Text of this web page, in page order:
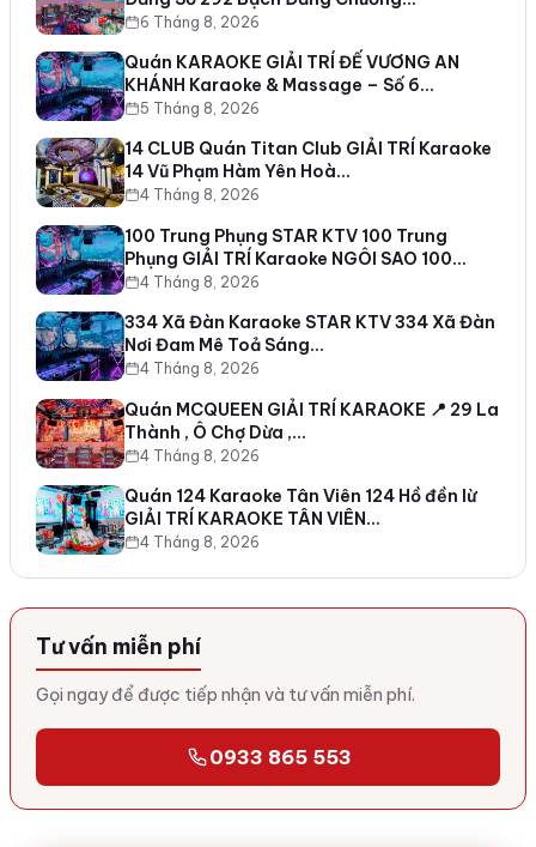
6 Tháng 8, 2026
Quán KARAOKE GIẢI TRÍ ĐẾ VƯƠNG AN
KHÁNH Karaoke & Massage – Số 6…
5 Tháng 8, 2026
14 CLUB Quán Titan Club GIẢI TRÍ Karaoke
14 Vũ Phạm Hàm Yên Hoà…
4 Tháng 8, 2026
100 Trung Phụng STAR KTV 100 Trung
Phụng GIẢI TRÍ Karaoke NGÔI SAO 100…
4 Tháng 8, 2026
334 Xã Đàn Karaoke STAR KTV 334 Xã Đàn
Nơi Đam Mê Toả Sáng…
4 Tháng 8, 2026
Quán MCQUEEN GIẢI TRÍ KARAOKE 📍 29 La
Thành , Ô Chợ Dừa ,…
4 Tháng 8, 2026
Quán 124 Karaoke Tân Viên 124 Hồ đền lừ
GIẢI TRÍ KARAOKE TÂN VIÊN…
4 Tháng 8, 2026
Tư vấn miễn phí
Gọi ngay để được tiếp nhận và tư vấn miễn phí.
0933 865 553